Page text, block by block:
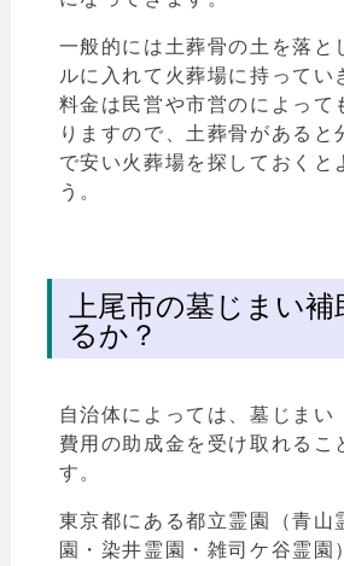
一般的には土葬骨の土を落と
ルに入れて火葬場に持ってい
料金は民営や市営のによって
りますので、土葬骨があると
で安い火葬場を探しておくと
う。
上尾市の墓じまい
るか？
自治体によっては、墓じまい
費用の助成金を受け取れるこ
す。
東京都にある都立霊園（青山
園・染井霊園・雑司ケ谷霊園